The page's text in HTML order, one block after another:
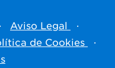
· Aviso Legal
·
de Cookies
·